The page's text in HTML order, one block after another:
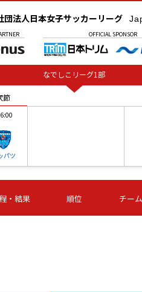
団法人日本女子サッカーリーグ
OFFICIAL SPONSOR
なでしこリーグ1部
節
パツ
第16節 09/05 (土) 15:00
石人の星
-
・結果 順位 チーム